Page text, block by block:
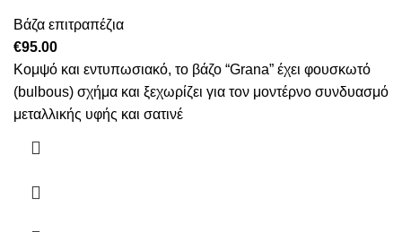
Βάζα επιτραπέζια
€95.00
Κομψό και εντυπωσιακό, το βάζο “Grana” έχει φουσκωτό
(bulbous) σχήμα και ξεχωρίζει για τον μοντέρνο συνδυασμό
μεταλλικής υφής και σατινέ